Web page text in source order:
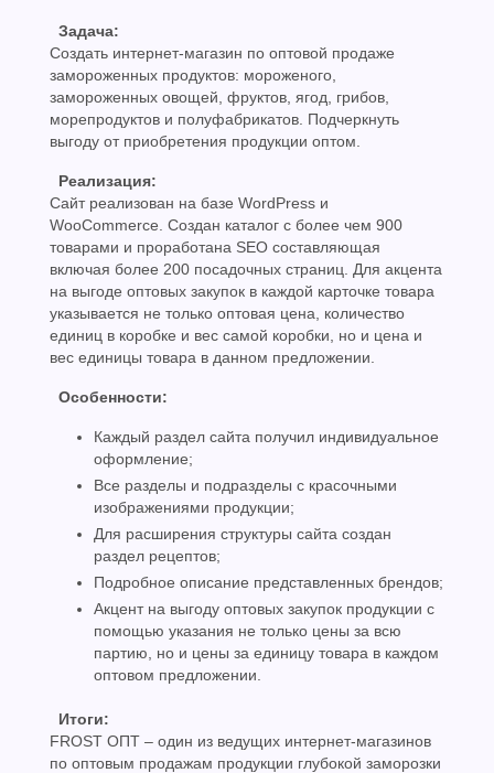
Задача:
Создать интернет-магазин по оптовой продаже
замороженных продуктов: мороженого,
замороженных овощей, фруктов, ягод, грибов,
морепродуктов и полуфабрикатов. Подчеркнуть
выгоду от приобретения продукции оптом.
Реализация:
Сайт реализован на базе WordPress и
WooCommerce. Создан каталог с более чем 900
товарами и проработана SEO составляющая
включая более 200 посадочных страниц. Для акцента
на выгоде оптовых закупок в каждой карточке товара
указывается не только оптовая цена, количество
единиц в коробке и вес самой коробки, но и цена и
вес единицы товара в данном предложении.
Особенности:
Каждый раздел сайта получил индивидуальное
оформление;
Все разделы и подразделы с красочными
изображениями продукции;
Для расширения структуры сайта создан
раздел рецептов;
Подробное описание представленных брендов;
Акцент на выгоду оптовых закупок продукции с
помощью указания не только цены за всю
партию, но и цены за единицу товара в каждом
оптовом предложении.
Итоги:
FROST ОПТ – один из ведущих интернет-магазинов
по оптовым продажам продукции глубокой заморозки